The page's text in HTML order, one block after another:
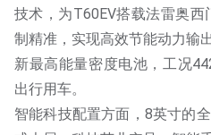
技术，为T60EV搭载法雷奥
制精准，实现高效节能动力输
新最高能量密度电池，工况
出行用车。
智能科技配置方面，8英寸的